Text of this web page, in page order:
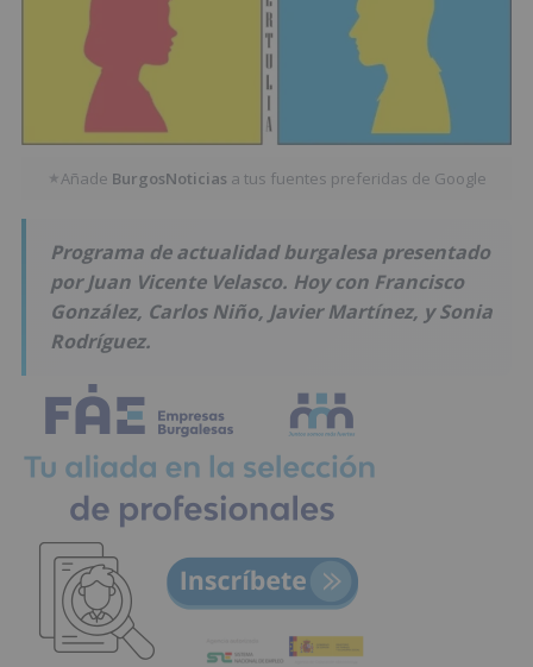
★Añade BurgosNoticias a tus fuentes preferidas de Google
Programa de actualidad burgalesa presentado
por Juan Vicente Velasco. Hoy con Francisco
González, Carlos Niño, Javier Martínez, y Sonia
Rodríguez.